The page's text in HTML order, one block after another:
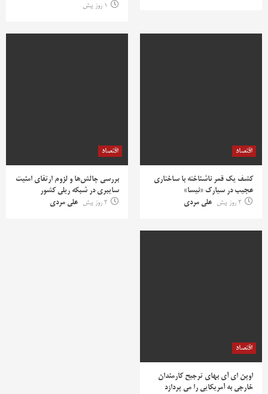
1 روز پیش
اقتصاد
کشف یک قمر ناشناخته با ساختاری
عجیب در سیارک «نیسا»
2 روز پیش
علی مردی
اقتصاد
بررسی چالش‌ها و لزوم ارتقای امنیت
سایبری در شبکه ریلی کشور
2 روز پیش
علی مردی
اقتصاد
اوپن ای آی بهای ترجیح کارمندان
خارجی به آمریکایی را می پردازد